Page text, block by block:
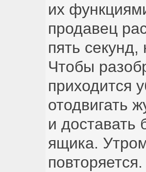
их
продавец
пять
Чтобы
приходится
отодвигать
и доставать
ящика.